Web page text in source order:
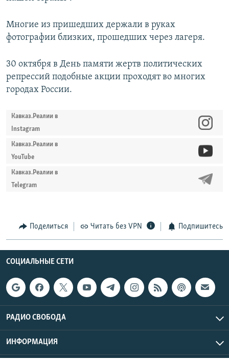
Многие из пришедших держали в руках
фотографии близких, прошедших через лагеря.
30 октября в День памяти жертв политических
репрессий подобные акции проходят во многих
городах России.
Кавказ.Реалии в
Instagram
Кавказ.Реалии в
YouTube
Кавказ.Реалии в
Telegram
Поделиться Читать без VPN Подпишитесь
СОЦИАЛЬНЫЕ СЕТИ
РАДИО СВОБОДА
ИНФОРМАЦИЯ